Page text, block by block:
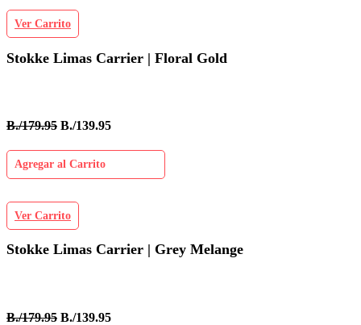
Ver Carrito
Stokke Limas Carrier | Floral Gold
B./179.95 B./139.95
Agregar al Carrito
Ver Carrito
Stokke Limas Carrier | Grey Melange
B./179.95 B./139.95